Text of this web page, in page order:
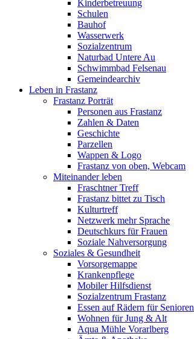
Kinderbetreuung
Schulen
Bauhof
Wasserwerk
Sozialzentrum
Naturbad Untere Au
Schwimmbad Felsenau
Gemeindearchiv
Leben in Frastanz
Frastanz Porträt
Personen aus Frastanz
Zahlen & Daten
Geschichte
Parzellen
Wappen & Logo
Frastanz von oben, Webcam
Miteinander leben
Fraschtner Treff
Frastanz bittet zu Tisch
Kulturtreff
Netzwerk mehr Sprache
Deutschkurs für Frauen
Soziale Nahversorgung
Soziales & Gesundheit
Vorsorgemappe
Krankenpflege
Mobiler Hilfsdienst
Sozialzentrum Frastanz
Essen auf Rädern für Senioren
Wohnen für Jung & Alt
Aqua Mühle Vorarlberg